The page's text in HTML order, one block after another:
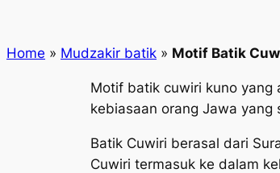
Home » Mudzakir batik » Motif Batik
Motif batik cuwiri kuno yang
kebiasaan orang Jawa
Batik Cuwiri berasal dari
Cuwiri termasuk ke dalam